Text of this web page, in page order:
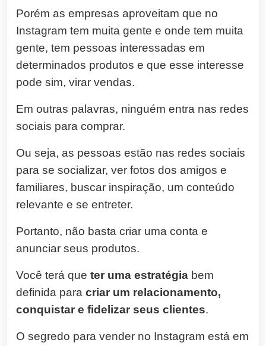
Porém as empresas aproveitam que no
Instagram tem muita gente e onde tem muita
gente, tem pessoas interessadas em
determinados produtos e que esse interesse
pode sim, virar vendas.
Em outras palavras, ninguém entra nas redes
sociais para comprar.
Ou seja, as pessoas estão nas redes sociais
para se socializar, ver fotos dos amigos e
familiares, buscar inspiração, um conteúdo
relevante e se entreter.
Portanto, não basta criar uma conta e
anunciar seus produtos.
Você terá que ter uma estratégia bem
definida para criar um relacionamento,
conquistar e fidelizar seus clientes.
O segredo para vender no Instagram está em